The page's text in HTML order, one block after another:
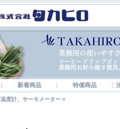
新着商品 特価商品
温度計、サーモメーター »